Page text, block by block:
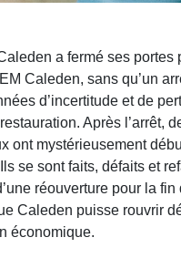
a fermé ses portes
Caleden, sans qu’un
d’incertitude et de
Après l’arrêt,
ont mystérieusement
se sont faits, défaits et
réouverture pour la
Caleden puisse rouvrir
économique.